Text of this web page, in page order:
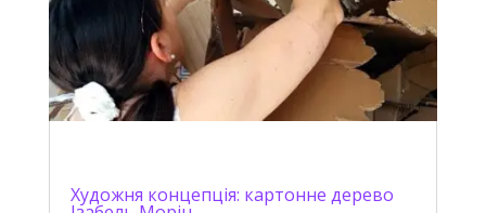
Художня концепція: картонне дерево